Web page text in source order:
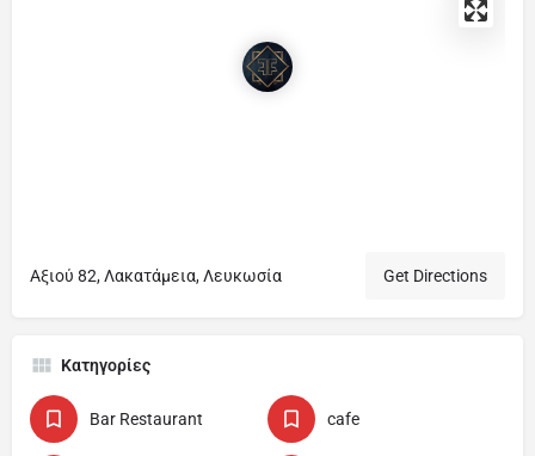
Αξιού 82, Λακατάμεια, Λευκωσία Get Directions
Κατηγορίες
Bar Restaurant cafe